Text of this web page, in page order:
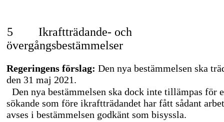
5
Ikraftträdande- och
övergångsbestämmelser
Regeringens förslag: Den nya bestämmelsen ska
den 31 maj 2021.
Den nya bestämmelsen ska dock inte tillämpas för
sökande som före ikraftträdandet har fått sådant
avses i bestämmelsen godkänt som bisyssla.